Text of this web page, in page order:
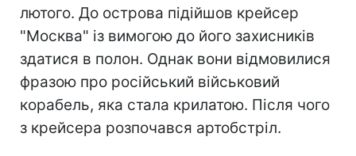
лютого. До острова підійшов крейсер
"Москва" із вимогою до його захисників
здатися в полон. Однак вони відмовилися
фразою про російський військовий
корабель, яка стала крилатою. Після чого
з крейсера розпочався артобстріл.